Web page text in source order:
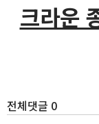
크라운
전체댓글 0